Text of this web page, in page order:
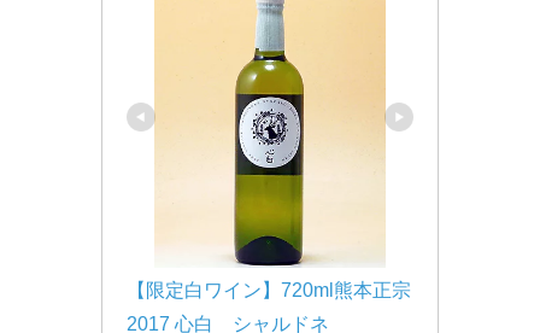
【限定白ワイン】720ml熊本正宗
2017 心白　シャルドネ